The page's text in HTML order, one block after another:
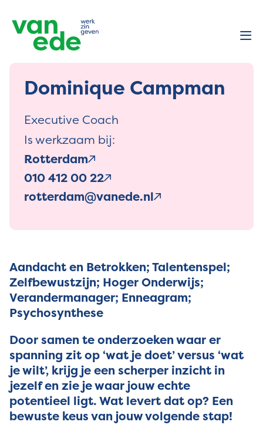
Dominique Campman
Executive Coach
Is werkzaam bij:
Rotterdam
010 412 00 22
rotterdam@vanede.nl
Aandacht en Betrokken; Talentenspel;
Zelfbewustzijn; Hoger Onderwijs;
Verandermanager; Enneagram;
Psychosynthese
Door samen te onderzoeken waar er
spanning zit op ‘wat je doet’ versus ‘wat
je wilt’, krijg je een scherper inzicht in
jezelf en zie je waar jouw echte
potentieel ligt. Wat levert dat op? Een
bewuste keus van jouw volgende stap!